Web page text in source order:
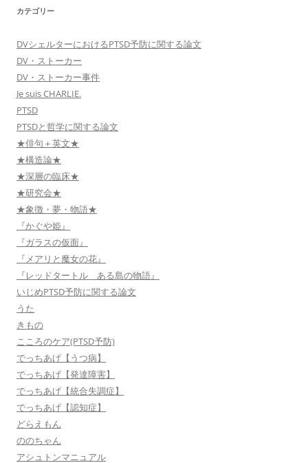
カテゴリー
DVシェルターにおけるPTSD予防に関する論文
DV・ストーカー
DV・ストーカー事件
Je suis CHARLIE.
PTSD
PTSDと哲学に関する論文
★俳句＋英文★
★構造論★
★深層の臨床★
★研究会★
★象徴・夢・物語★
『かぐや姫』
『ガラスの仮面』
『メアリと魔女の花』
『レッドタートル ある島の物語』
いじめPTSD予防に関する論文
うた
きもの
こころのケア(PTSD予防)
でっちあげ【うつ病】
でっちあげ【発達障害】
でっちあげ【統合失調症】
でっちあげ【認知症】
どらえもん
ののちゃん
アシュトンマニュアル